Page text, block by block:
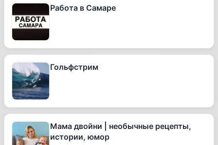
Работа в Самаре
Гольфстрим
Мама двойни | необычные рецепты,
истории, юмор